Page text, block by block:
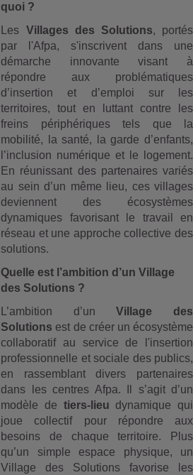
quoi ?
Les Villages des Solutions, portés
par l'Afpa, s'inscrivent dans une
démarche innovante visant à
répondre aux problématiques
d’insertion et d’emploi sur les
territoires, tout en luttant contre les
freins périphériques tels que la
mobilité, la santé, la garde d’enfants,
l’inclusion numérique et le logement.
En réunissant des partenaires variés
au sein d’un même lieu, ces villages
deviennent des écosystèmes
dynamiques favorisant le travail en
réseau et une approche collective des
solutions.
Quelle est l’ambition d’un Village
des Solutions ?
L’ambition d’unVillage des
Solutions est de créer un écosystème
collaboratif au service de l'insertion
professionnelle et sociale des publics,
en rassemblant divers partenaires
dans les centres Afpa. Il s’agit d’un
modèle de tiers-lieu dynamique qui
joue collectif pour répondre aux
besoins de chaque territoire. Plus
qu’un simple espace physique, un
Village des Solutions favorise les